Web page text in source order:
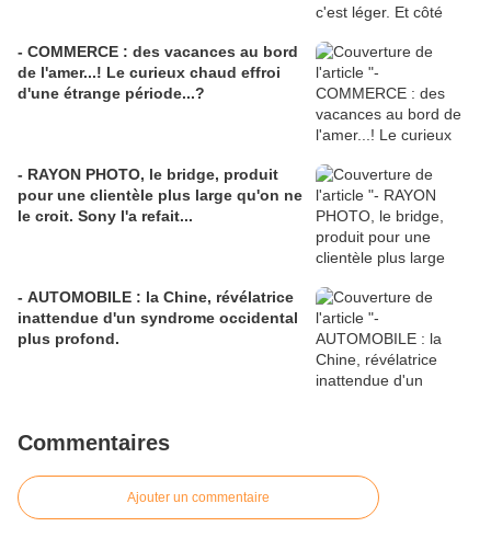
- COMMERCE : des vacances au bord
de l'amer...! Le curieux chaud effroi
d'une étrange période...?
- RAYON PHOTO, le bridge, produit
pour une clientèle plus large qu'on ne
le croit. Sony l'a refait...
- AUTOMOBILE : la Chine, révélatrice
inattendue d'un syndrome occidental
plus profond.
Commentaires
Ajouter un commentaire